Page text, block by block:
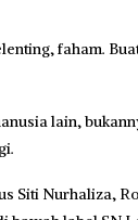
faham.
lain,
Siti Nurhaliza,